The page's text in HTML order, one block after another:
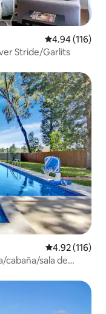
Calificación
4.94 (116)
Stride/Garlits
Calificación
4.92 (116)
cabaña/sala de